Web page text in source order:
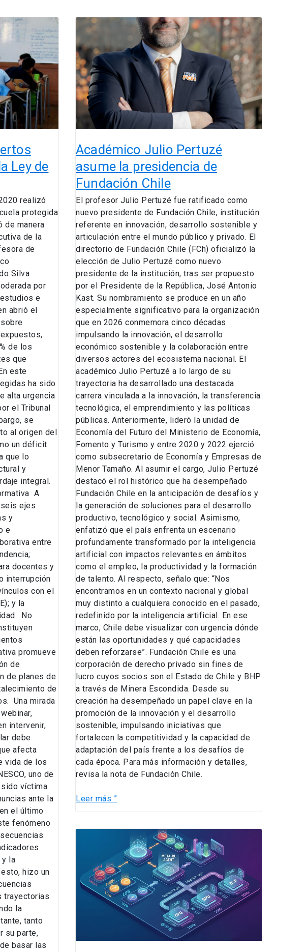
Ley de
realizó
protegida
de manera
de la
de
Silva
por
e
abrió el
de los
que
este
ha sido
alta urgencia
el Tribunal
se
al origen del
un déficit
que lo
y
integral.
A
ejes
y
e
entre
docentes y
interrupción
con el
y la
No
promueve
de
de planes de
de
Una mirada
intervenir,
debe
afecta
vida de los
uno de
víctima
ante la
el último
fenómeno
y la
hizo un
trayectorias
la
tanto
su parte,
basar las
Académico Julio Pertuzé
asume la presidencia de
Fundación Chile
El profesor Julio Pertuzé fue ratificado como
nuevo presidente de Fundación Chile, institución
referente en innovación, desarrollo sostenible y
articulación entre el mundo público y privado. El
directorio de Fundación Chile (FCh) oficializó la
elección de Julio Pertuzé como nuevo
presidente de la institución, tras ser propuesto
por el Presidente de la República, José Antonio
Kast. Su nombramiento se produce en un año
especialmente significativo para la organización
que en 2026 conmemora cinco décadas
impulsando la innovación, el desarrollo
económico sostenible y la colaboración entre
diversos actores del ecosistema nacional. El
académico Julio Pertuzé a lo largo de su
trayectoria ha desarrollado una destacada
carrera vinculada a la innovación, la transferencia
tecnológica, el emprendimiento y las políticas
públicas. Anteriormente, lideró la unidad de
Economía del Futuro del Ministerio de Economía,
Fomento y Turismo y entre 2020 y 2022 ejerció
como subsecretario de Economía y Empresas de
Menor Tamaño. Al asumir el cargo, Julio Pertuzé
destacó el rol histórico que ha desempeñado
Fundación Chile en la anticipación de desafíos y
la generación de soluciones para el desarrollo
productivo, tecnológico y social. Asimismo,
enfatizó que el país enfrenta un escenario
profundamente transformado por la inteligencia
artificial con impactos relevantes en ámbitos
como el empleo, la productividad y la formación
de talento. Al respecto, señalo que: “Nos
encontramos en un contexto nacional y global
muy distinto a cualquiera conocido en el pasado,
redefinido por la inteligencia artificial. En ese
marco, Chile debe visualizar con urgencia dónde
están las oportunidades y qué capacidades
deben reforzarse”. Fundación Chile es una
corporación de derecho privado sin fines de
lucro cuyos socios son el Estado de Chile y BHP
a través de Minera Escondida. Desde su
creación ha desempeñado un papel clave en la
promoción de la innovación y el desarrollo
sostenible, impulsando iniciativas que
fortalecen la competitividad y la capacidad de
adaptación del país frente a los desafíos de
cada época. Para más información y detalles,
revisa la nota de Fundación Chile.
Académico
Julio
Pertuzé
asume
la
presidencia
de
Fundación
Chile
Leer más ”
planificación
de
sistemas
artificial